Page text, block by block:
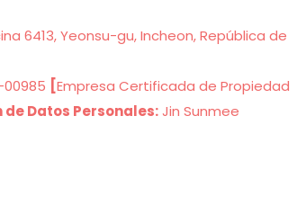
6413, Yeonsu-gu, Incheon, República de
00985 [Empresa Certificada de Propiedad
Datos Personales:Jin Sunmee